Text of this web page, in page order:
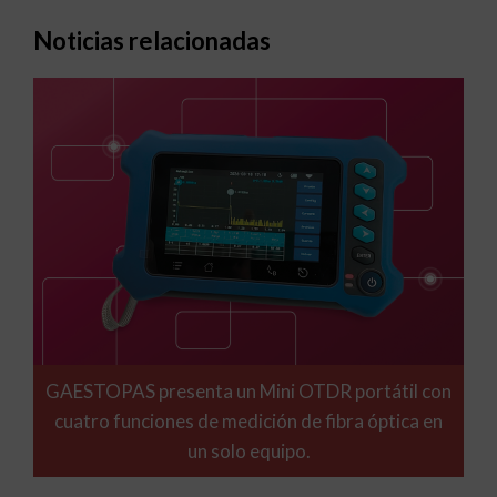
Noticias relacionadas
GAESTOPAS presenta un Mini OTDR portátil con
cuatro funciones de medición de fibra óptica en
un solo equipo.